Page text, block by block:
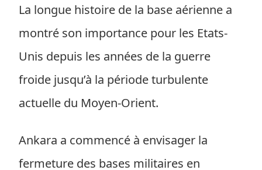
La longue histoire de la base aérienne a
montré son importance pour les Etats-
Unis depuis les années de la guerre
froide jusqu’à la période turbulente
actuelle du Moyen-Orient.
Ankara a commencé à envisager la
fermeture des bases militaires en